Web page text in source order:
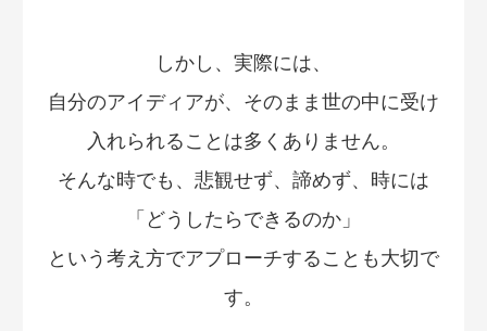
しかし、実際には、
自分のアイディアが、そのまま世の中に受け
入れられることは多くありません。
そんな時でも、悲観せず、諦めず、時には
「どうしたらできるのか」
という考え方でアプローチすることも大切で
す。